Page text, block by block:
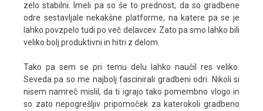
zelo stabilni. Imeli pa so še to prednost, da so gradbene
odre sestavljale nekakšne platforme, na katere pa se je
lahko povzpelo tudi po več delavcev. Zato pa smo lahko bili
veliko bolj produktivni in hitri z delom.
Tako pa sem se pri temu delu lahko naučil res veliko.
Seveda pa so me najbolj fascinirali gradbeni odri. Nikoli si
nisem namreč mislil, da ti igrajo tako pomembno vlogo in
so zato nepogrešljiv pripomoček za katerokoli gradbeno